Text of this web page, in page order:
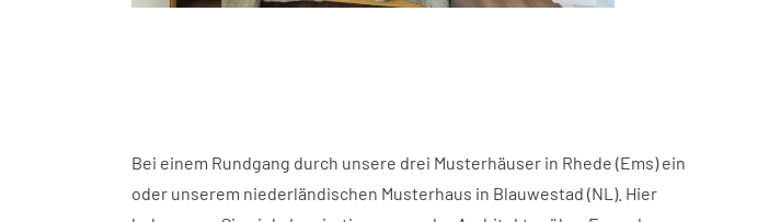
Bei einem Rundgang durch unsere drei Musterhäuser in Rhede (Ems) ein
oder unserem niederländischen Musterhaus in Blauwestad (NL). Hier